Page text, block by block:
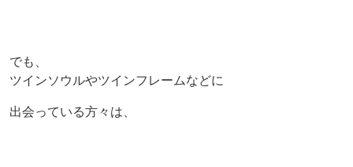
でも、
ツインソウルやツインフレームなどに
出会っている方々は、